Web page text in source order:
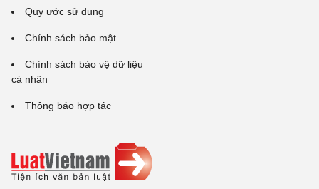
Quy ước sử dụng
Chính sách bảo mật
Chính sách bảo vệ dữ liệu
cá nhân
Thông báo hợp tác